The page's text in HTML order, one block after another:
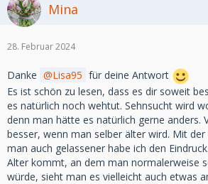
Mina
28. Februar 2024
Danke Lisa95 für deine Antwort
Es ist schön zu lesen, dass es dir soweit
es natürlich noch wehtut. Sehnsucht wird
denn man hätte es natürlich gerne anders.
besser, wenn man selber älter wird. Mit
man auch gelassener habe ich den
Alter kommt, an dem man normalerweise
würde, sieht man es vielleicht auch etwas